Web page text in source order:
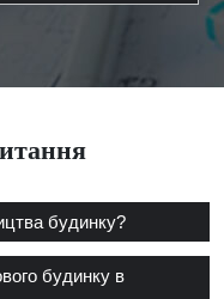
будинку?
будинку в